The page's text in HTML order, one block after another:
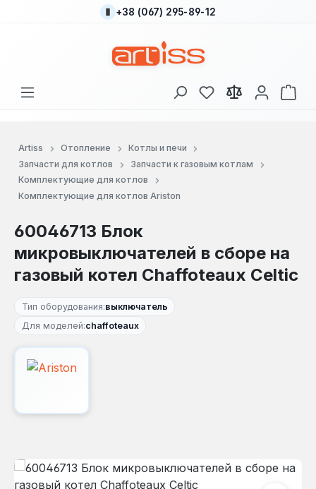
Перейти к основному содержанию
+38 (067) 295-89-12
У вас есть товары
В
Artiss Отопление
Котлы и печи
Запчасти для котлов
Запчасти к газовым котлам
Комплектующие для котлов
Комплектующие для котлов Ariston
60046713 Блок
микровыключателей в сборе на
газовый котел Chaffoteaux Celtic
Тип оборудования:выключатель
Для моделей:chaffoteaux
Пропустить галерею изображений